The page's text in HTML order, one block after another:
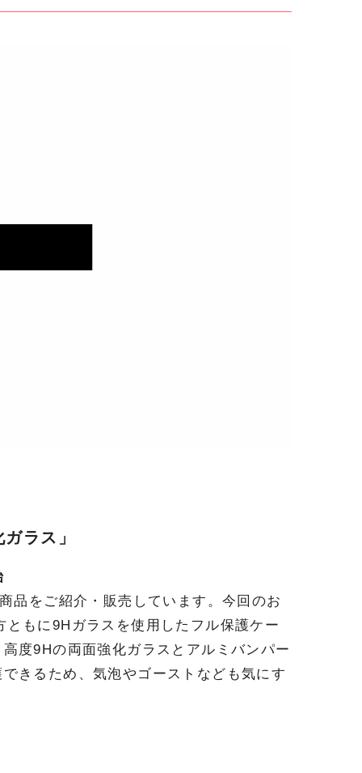
ラス」
品をご紹介・販売しています。今回のお
もに9Hガラスを使用したフル保護ケー
度9Hの両面強化ガラスとアルミバンパー
きるため、気泡やゴーストなども気にす